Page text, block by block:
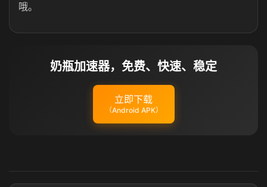
哦。
奶瓶加速器，免费、快速、稳定
立即下载
（Android APK）